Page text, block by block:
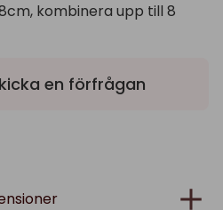
kombinera upp till 8
en förfrågan